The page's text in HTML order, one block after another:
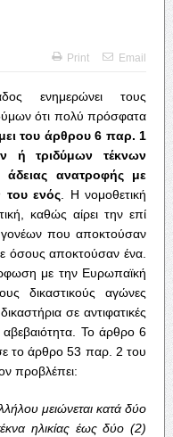
Print Email
ενημερώνει τους
ότι πολύ πρόσφατα
του άρθρου 6 παρ. 1
ή τριδύμων τέκνων
άδειας ανατροφής με
του ενός . Η νομοθετική
καθώς αίρει την επί
γονέων που αποκτούσαν
όσους αποκτούσαν ένα.
με την Ευρωπαϊκή
δικαστικούς αγώνες
σε αντιφατικές
Το άρθρο 6
το άρθρο 53 παρ. 2 του
προβλέπει:
μειώνεται κατά δύο
ηλικίας έως δύο (2)